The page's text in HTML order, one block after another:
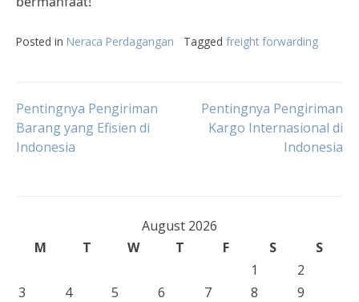
Posted in Neraca Perdagangan Tagged freight forwarding
Post
navigation
Pentingnya Pengiriman
Barang yang Efisien di
Indonesia
Pentingnya Pengiriman
Kargo Internasional di
Indonesia
August 2026
M
T W T F S
S
1
2
3
4 5 6 7 8
9